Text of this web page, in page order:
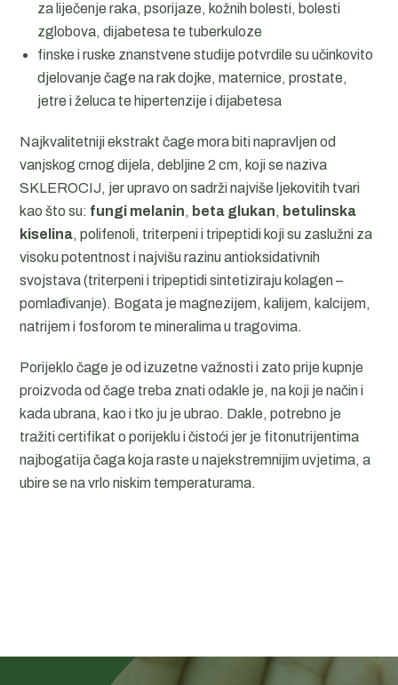
za liječenje raka, psorijaze, kožnih bolesti, bolesti
zglobova, dijabetesa te tuberkuloze
finske i ruske znanstvene studije potvrdile su učinkovito
djelovanje čage na rak dojke, maternice, prostate,
jetre i želuca te hipertenzije i dijabetesa
Najkvalitetniji ekstrakt čage mora biti napravljen od
vanjskog crnog dijela, debljine 2 cm, koji se naziva
SKLEROCIJ, jer upravo on sadrži najviše ljekovitih tvari
kao što su: fungi melanin, beta glukan, betulinska
kiselina, polifenoli, triterpeni i tripeptidi koji su zaslužni za
visoku potentnost i najvišu razinu antioksidativnih
svojstava (triterpeni i tripeptidi sintetiziraju kolagen –
pomlađivanje). Bogata je magnezijem, kalijem, kalcijem,
natrijem i fosforom te mineralima u tragovima.
Porijeklo čage je od izuzetne važnosti i zato prije kupnje
proizvoda od čage treba znati odakle je, na koji je način i
kada ubrana, kao i tko ju je ubrao. Dakle, potrebno je
tražiti certifikat o porijeklu i čistoći jer je fitonutrijentima
najbogatija čaga koja raste u najekstremnijim uvjetima, a
ubire se na vrlo niskim temperaturama.